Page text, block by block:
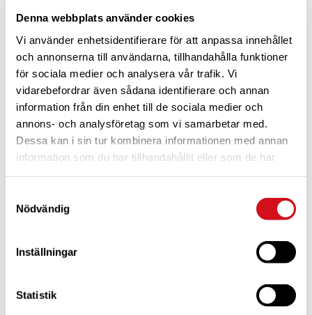
Denna webbplats använder cookies
Vi använder enhetsidentifierare för att anpassa innehållet
och annonserna till användarna, tillhandahålla funktioner
för sociala medier och analysera vår trafik. Vi
vidarebefordrar även sådana identifierare och annan
information från din enhet till de sociala medier och
annons- och analysföretag som vi samarbetar med.
Dessa kan i sin tur kombinera informationen med annan
information som du har tillhandahållit eller som de har
Nödvändig
Inställningar
Statistik
För dig som är blivande ny medlemTa del av alla förmåner.
Bli medlem idag.